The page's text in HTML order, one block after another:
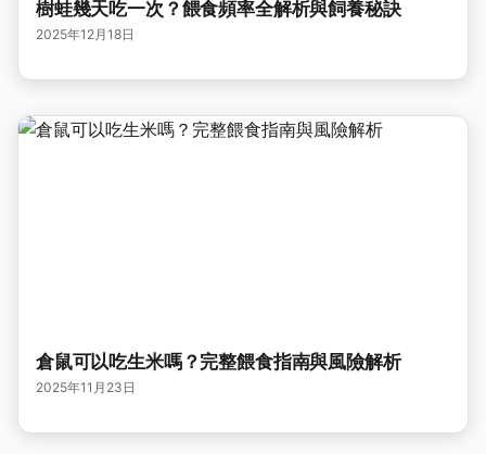
樹蛙幾天吃一次？餵食頻率全解析與飼養秘訣
2025年12月18日
倉鼠可以吃生米嗎？完整餵食指南與風險解析
2025年11月23日